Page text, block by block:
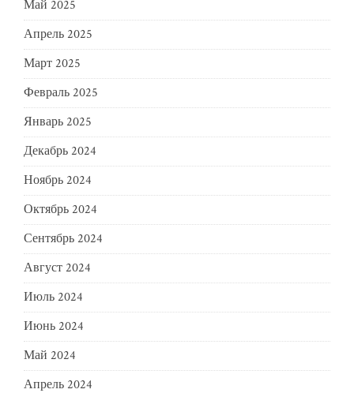
Май 2025
Апрель 2025
Март 2025
Февраль 2025
Январь 2025
Декабрь 2024
Ноябрь 2024
Октябрь 2024
Сентябрь 2024
Август 2024
Июль 2024
Июнь 2024
Май 2024
Апрель 2024